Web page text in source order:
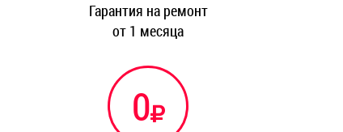
Гарантия на ремонт
от 1 месяца
0